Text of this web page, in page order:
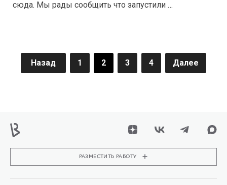
сюда. Мы рады сообщить что запустили …
Пагинация
Назад 1 2 3 4 Далее